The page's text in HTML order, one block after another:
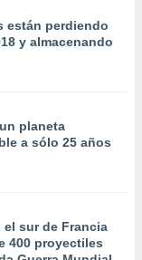
están perdiendo
y almacenando
planeta
a sólo 25 años
sur de Francia
400 proyectiles